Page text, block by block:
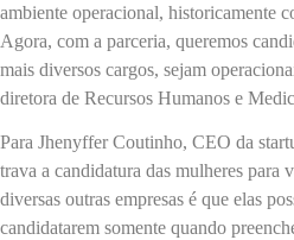
ambiente operacional, historicamente
Agora, com a parceria, queremos
mais diversos cargos, sejam
diretora de Recursos Humanos e
Para Jhenyffer Coutinho, CEO da
trava a candidatura das mulheres para
diversas outras empresas é que elas
candidatarem somente quando